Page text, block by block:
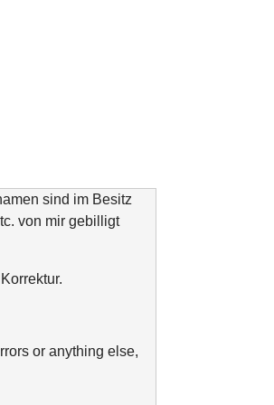
sind im Besitz
von mir gebilligt
or anything else,